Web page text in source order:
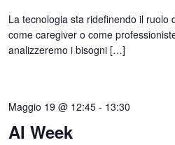
La tecnologia sta ridefinendo il ruolo
come caregiver o come
analizzeremo i bisogni […]
AI Week
Maggio 19 @ 12:45- 13:30